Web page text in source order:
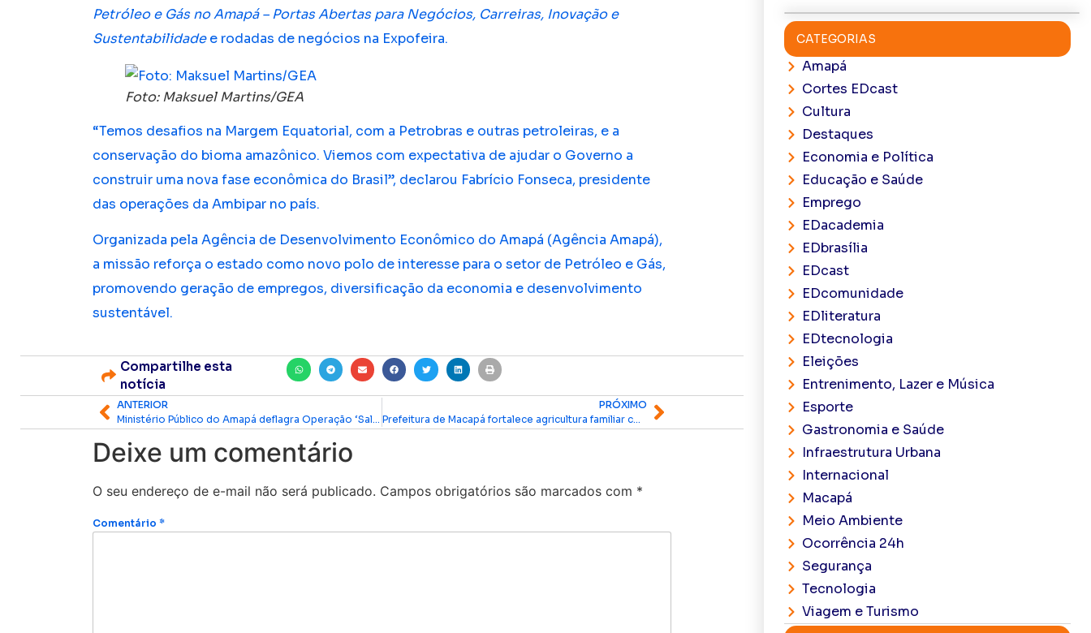
Petróleo e Gás no Amapá – Portas Abertas para Negócios, Carreiras, Inovação e
Sustentabilidadee rodadas de negócios na Expofeira.
Foto: Maksuel Martins/GEA
“Temos desafios na Margem Equatorial, com a Petrobras e outras petroleiras, e a
conservação do bioma amazônico. Viemos com expectativa de ajudar o Governo a
construir uma nova fase econômica do Brasil”, declarou Fabrício Fonseca, presidente
das operações da Ambipar no país.
Organizada pela Agência de Desenvolvimento Econômico do Amapá (Agência Amapá),
a missão reforça o estado como novo polo de interesse para o setor de Petróleo e Gás,
promovendo geração de empregos, diversificação da economia e desenvolvimento
sustentável.
Compartilhe esta
notícia
ANTERIOR
PRÓXIMO
Prefeitura de Macapá fortalece agricultura familiar com mecanização e cadastro em Santo Antônio da Pedreira
Deixe um comentário
O seu endereço de e-mail não será publicado. Campos obrigatórios são marcados com *
Comentário*
CATEGORIAS
Amapá
Cortes EDcast
Cultura
Destaques
Economia e Política
Educação e Saúde
Emprego
EDacademia
EDbrasília
EDcast
EDcomunidade
EDliteratura
EDtecnologia
Eleições
Entrenimento, Lazer e Música
Esporte
Gastronomia e Saúde
Infraestrutura Urbana
Internacional
Macapá
Meio Ambiente
Ocorrência 24h
Segurança
Tecnologia
Viagem e Turismo